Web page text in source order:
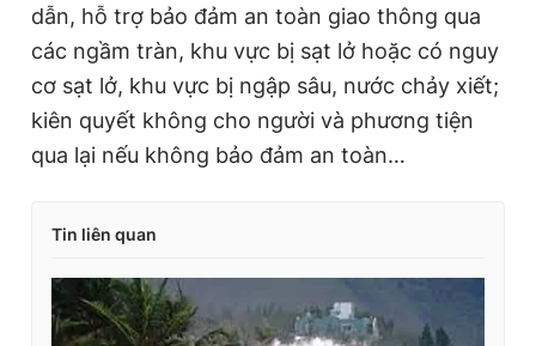
dẫn, hỗ trợ bảo đảm an toàn giao thông qua
các ngầm tràn, khu vực bị sạt lở hoặc có nguy
cơ sạt lở, khu vực bị ngập sâu, nước chảy xiết;
kiên quyết không cho người và phương tiện
qua lại nếu không bảo đảm an toàn…
Tin liên quan